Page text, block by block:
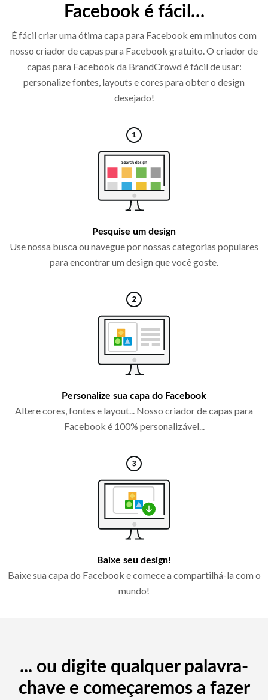
Facebook é fácil…
É fácil criar uma ótima capa para Facebook em minutos com
nosso criador de capas para Facebook gratuito. O criador de
capas para Facebook da BrandCrowd é fácil de usar:
personalize fontes, layouts e cores para obter o design
desejado!
Pesquise um design
Use nossa busca ou navegue por nossas categorias populares
para encontrar um design que você goste.
Personalize sua capa do Facebook
Altere cores, fontes e layout... Nosso criador de capas para
Facebook é 100% personalizável...
Baixe seu design!
Baixe sua capa do Facebook e comece a compartilhá-la com o
mundo!
... ou digite qualquer palavra-
chave e começaremos a fazer